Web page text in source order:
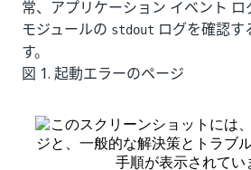
常、アプリケーション イベント ロ
モジュールの stdout ログを確認す
す。
図 1. 起動エラーのページ